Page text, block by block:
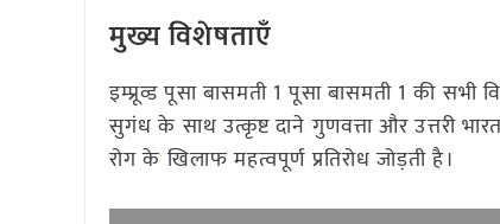
मुख्य विशेषताएँ
इम्प्रूव्ड पूसा बासमती 1 पूसा बासमती 1 की
सुगंध के साथ उत्कृष्ट दाने गुणवत्ता और उत्तरी
रोग के खिलाफ महत्वपूर्ण प्रतिरोध जोड़ती है।